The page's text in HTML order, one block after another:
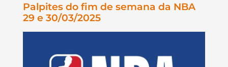
Palpites do fim de semana da NBA
29 e 30/03/2025